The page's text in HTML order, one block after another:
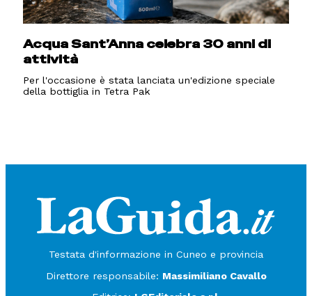
Acqua Sant’Anna celebra 30 anni di
attività
Per l'occasione è stata lanciata un'edizione speciale
della bottiglia in Tetra Pak
Testata d'informazione in Cuneo e provincia
Direttore responsabile: Massimiliano Cavallo